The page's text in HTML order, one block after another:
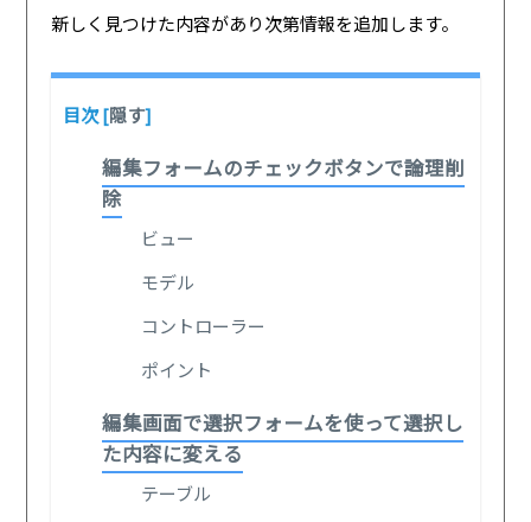
新しく見つけた内容があり次第情報を追加します。
目次[隠す]
編集フォームのチェックボタンで論理削
除
ビュー
モデル
コントローラー
ポイント
編集画面で選択フォームを使って選択し
た内容に変える
テーブル